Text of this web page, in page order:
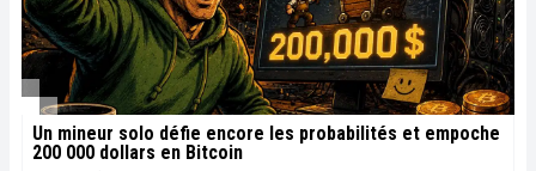
Un mineur solo défie encore les probabilités et empoche
200 000 dollars en Bitcoin